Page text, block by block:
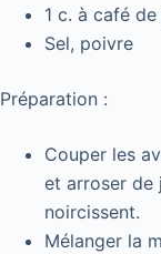
1 c. à café
Sel, poivre
Préparation :
Couper les
et arroser de
noircissent.
Mélanger la